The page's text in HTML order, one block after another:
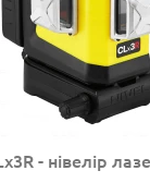
- нівелір